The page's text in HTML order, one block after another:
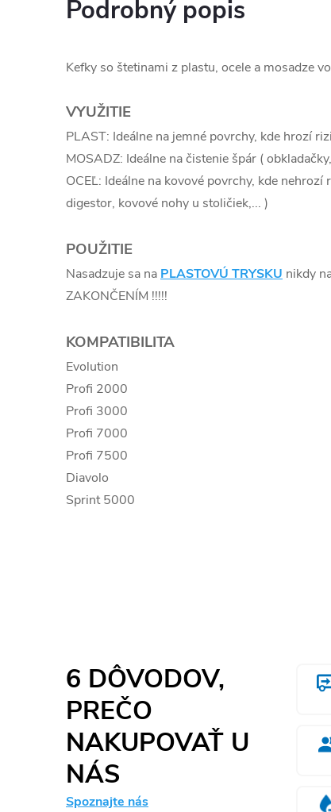
Podrobný popis
Kefky so štetinami z plastu, ocele a mosadze
VYUŽITIE
PLAST: Ideálne na jemné povrchy, kde hrozí
MOSADZ: Ideálne na čistenie špár (
OCEĽ: Ideálne na kovové povrchy, kde
digestor, kovové nohy u stoličiek,... )
POUŽITIE
Nasadzuje sa na PLASTOVÚ TRYSKU nikdy
ZAKONČENÍM !!!!!
KOMPATIBILITA
Evolution
Profi 2000
Profi 3000
Profi 7000
Profi 7500
Diavolo
Sprint 5000
6 DÔVODOV,
PREČO
NAKUPOVAŤ U
NÁS
Spoznajte nás